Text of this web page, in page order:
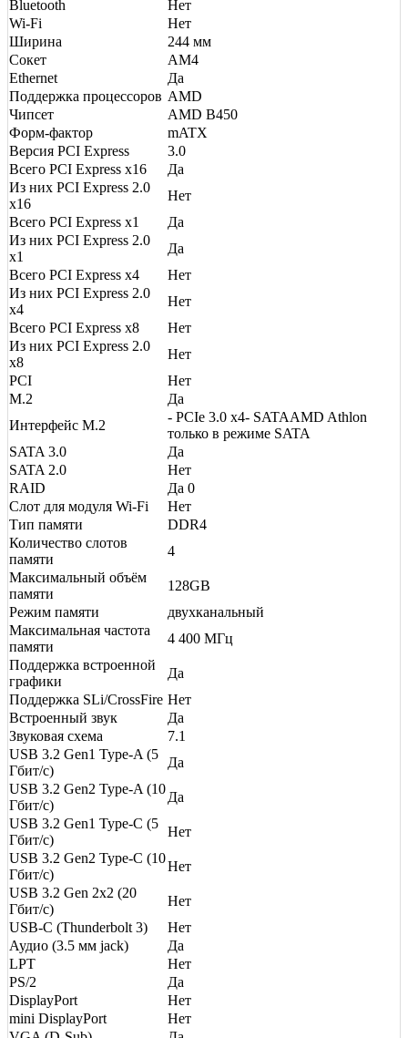
Bluetooth
Нет
Wi-Fi
Нет
Ширина
244 мм
Сокет
AM4
Ethernet
Да
Поддержка процессоров AMD
Чипсет
AMD B450
Форм-фактор
mATX
Версия PCI Express
3.0
Всего PCI Express x16
Да
Из них PCI Express 2.0
x16
Нет
Всего PCI Express x1
Да
Из них PCI Express 2.0
x1
Да
Всего PCI Express x4
Нет
Из них PCI Express 2.0
x4
Нет
Всего PCI Express x8
Нет
Из них PCI Express 2.0
x8
Нет
PCI
Нет
M.2
Да
Интерфейс M.2
- PCIe 3.0 x4- SATAAMD Athlon
только в режиме SATA
SATA 3.0
Да
SATA 2.0
Нет
RAID
Да 0
Слот для модуля Wi-Fi
Нет
Тип памяти
DDR4
Количество слотов
памяти
4
Максимальный объём
памяти
128GB
Режим памяти
двухканальный
Максимальная частота
памяти
4 400 МГц
Поддержка встроенной
графики
Да
Поддержка SLi/CrossFire Нет
Встроенный звук
Да
Звуковая схема
7.1
USB 3.2 Gen1 Type-A (5
Гбит/с)
Да
USB 3.2 Gen2 Type-A (10
Гбит/с)
Да
USB 3.2 Gen1 Type-C (5
Гбит/с)
Нет
USB 3.2 Gen2 Type-C (10
Гбит/с)
Нет
USB 3.2 Gen 2x2 (20
Гбит/с)
Нет
USB-C (Thunderbolt 3)
Нет
Аудио (3.5 мм jack)
Да
LPT
Нет
PS/2
Да
DisplayPort
Нет
mini DisplayPort
Нет